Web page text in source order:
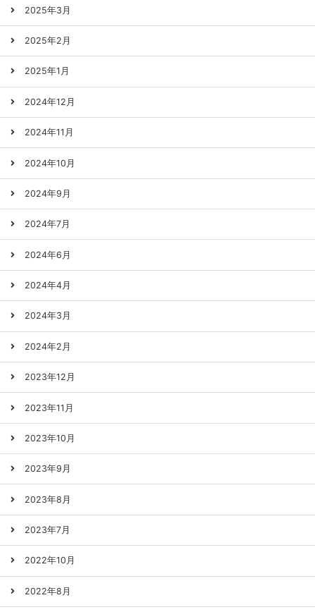
2025年3月
2025年2月
2025年1月
2024年12月
2024年11月
2024年10月
2024年9月
2024年7月
2024年6月
2024年4月
2024年3月
2024年2月
2023年12月
2023年11月
2023年10月
2023年9月
2023年8月
2023年7月
2022年10月
2022年8月